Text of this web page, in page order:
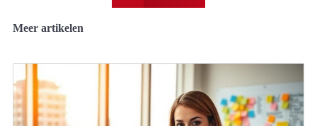
Meer artikelen